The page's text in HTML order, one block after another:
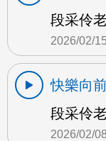
段采伶
2026/02/15
快樂向
段采伶
2026/02/08